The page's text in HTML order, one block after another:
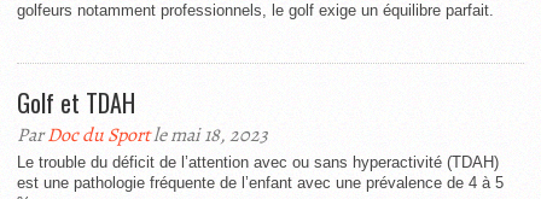
golfeurs notamment professionnels, le golf exige un équilibre parfait.
Golf et TDAH
ParDoc du Sportle mai 18, 2023
Le trouble du déficit de l’attention avec ou sans hyperactivité (TDAH)
est une pathologie fréquente de l’enfant avec une prévalence de 4 à 5